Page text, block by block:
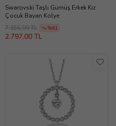
Swarovski Taşlı Gümüş Erkek Kız
Çocuk Bayan Kolye
7.156,00 TL
%61
2.797,00 TL